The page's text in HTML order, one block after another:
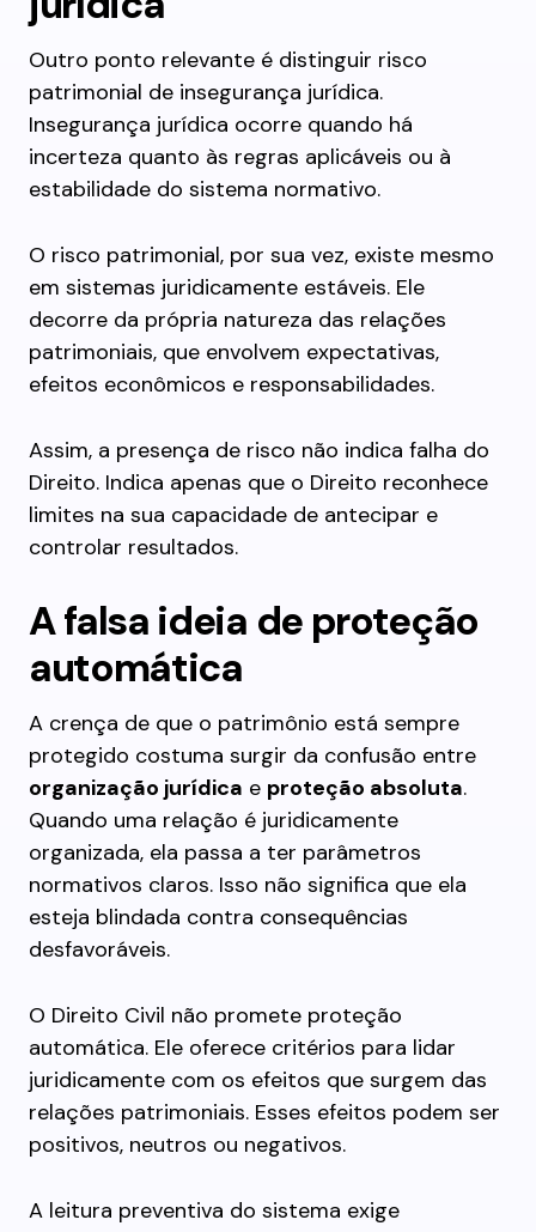
Outro ponto relevante é distinguir risco
patrimonial de insegurança jurídica.
Insegurança jurídica ocorre quando há
incerteza quanto às regras aplicáveis ou à
estabilidade do sistema normativo.
O risco patrimonial, por sua vez, existe mesmo
em sistemas juridicamente estáveis. Ele
decorre da própria natureza das relações
patrimoniais, que envolvem expectativas,
efeitos econômicos e responsabilidades.
Assim, a presença de risco não indica falha do
Direito. Indica apenas que o Direito reconhece
limites na sua capacidade de antecipar e
controlar resultados.
A falsa ideia de proteção
automática
A crença de que o patrimônio está sempre
protegido costuma surgir da confusão entre
organização jurídica e proteção absoluta.
Quando uma relação é juridicamente
organizada, ela passa a ter parâmetros
normativos claros. Isso não significa que ela
esteja blindada contra consequências
desfavoráveis.
O Direito Civil não promete proteção
automática. Ele oferece critérios para lidar
juridicamente com os efeitos que surgem das
relações patrimoniais. Esses efeitos podem ser
positivos, neutros ou negativos.
A leitura preventiva do sistema exige